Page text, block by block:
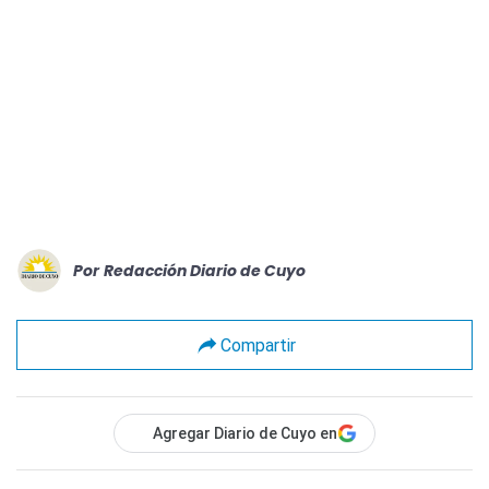
Por Redacción Diario de Cuyo
Compartir
Agregar Diario de Cuyo en